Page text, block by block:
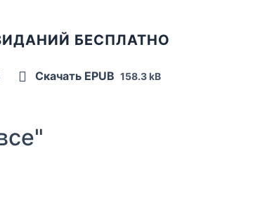
БЕСПЛАТНО
Скачать EPUB 158.3 kB